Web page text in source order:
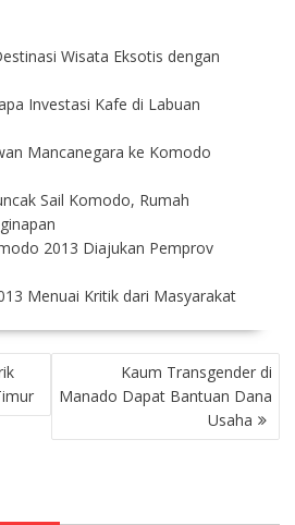
Wisata Eksotis dengan
Investasi Kafe di Labuan
Mancanegara ke Komodo
Sail Komodo, Rumah
2013 Diajukan Pemprov
Menuai Kritik dari Masyarakat
Kaum Transgender di
Manado Dapat Bantuan Dana
Usaha